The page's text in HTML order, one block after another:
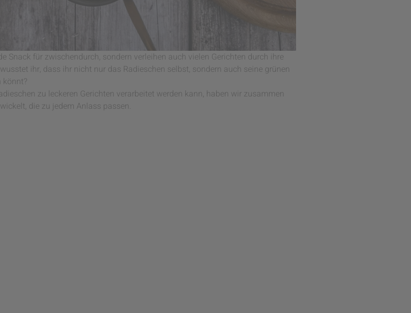
Snack für zwischendurch, sondern verleihen auch vielen Gerichten durch ihre
ihr, dass ihr nicht nur das Radieschen selbst, sondern auch seine grünen
könnt?
zu leckeren Gerichten verarbeitet werden kann, haben wir zusammen
die zu jedem Anlass passen.